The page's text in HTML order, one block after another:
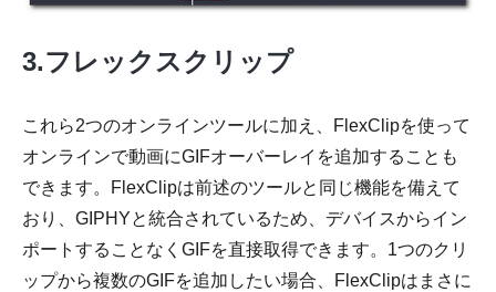
ステップ
3。
3.フレックスクリップ
これら2つのオンラインツールに加え、FlexClipを使って
オンラインで動画にGIFオーバーレイを追加することも
できます。FlexClipは前述のツールと同じ機能を備えて
おり、GIPHYと統合されているため、デバイスからイン
ポートすることなくGIFを直接取得できます。1つのクリ
ップから複数のGIFを追加したい場合、FlexClipはまさに